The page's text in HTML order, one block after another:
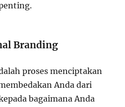
Branding
proses menciptakan
Anda dari
bagaimana Anda